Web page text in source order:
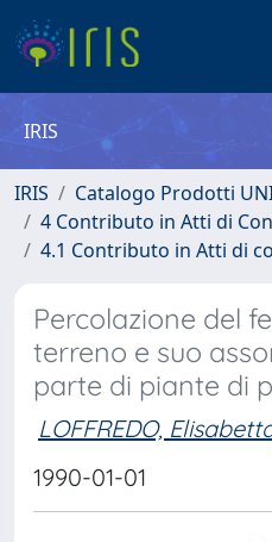
IRIS
IRIS
Catalogo Prodotti
4 Contributo in Atti di
4.1 Contributo in Atti di
Percolazione del
terreno e suo
parte di piante di
LOFFREDO,
1990-01-01